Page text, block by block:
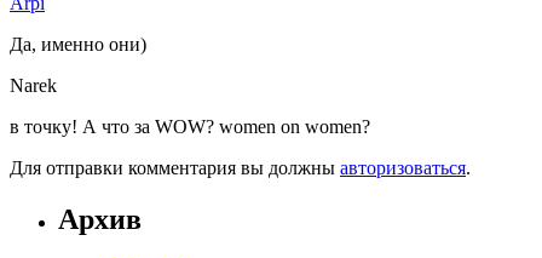
Да, именно они)
Narek
в точку! А что за WOW? women on women?
Для отправки комментария вы должны авторизоваться.
Архив